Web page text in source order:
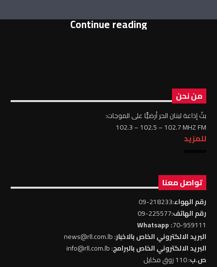
Continue reading
من نحن
بثّ إذاعة لبنان الحر أرضيًّا على الموجات:
102.3 – 102.5 – 102.7 MHZ FM
للمزيد
تواصل معنا
رقم الهواء:218233-09
رقم الهاتف:225577-09
70-959111
: Whatsapp
البريد الالكتروني الخاص بالاخبار: news@rll.com.lb
البريد الالكتروني الخاص بالبرامج: info@rll.com.lb
ص.ب: 110 زوق مكايل